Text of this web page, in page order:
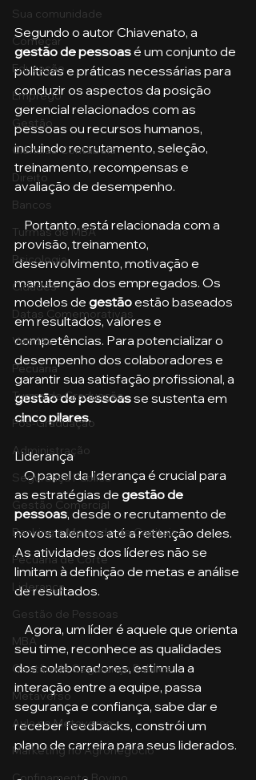
Sua comunidade
Começar
Educação
Emprego
Gestão
Ciências Contábeis
Direito
Bancos
Turmas de MBA
Psicologia
Cidades
Datas Comemorativas
Vendas
Pecuária
Turma de Graduação
Pós-Graduação
Administração
Segurança Publica
Gestão Comercial
Banking e Mercado de Capitais
Pecuária de Corte
Liderança
Gestão de Pessoas
MBA
Gestão de Segurança Publica
Metaverso
Aula no Metaverso
Marketing no Agronegócio
Segundo o autor Chiavenato, a
gestão de pessoas é um conjunto de
políticas e práticas necessárias para
conduzir os aspectos da posição
gerencial relacionados com as
pessoas ou recursos humanos,
incluindo recrutamento, seleção,
treinamento, recompensas e
avaliação de desempenho.
    Portanto, está relacionada com a
provisão, treinamento,
desenvolvimento, motivação e
manutenção dos empregados. Os
modelos de gestão estão baseados
em resultados, valores e
competências. Para potencializar o
desempenho dos colaboradores e
garantir sua satisfação profissional, a
gestão de pessoas se sustenta em
cinco pilares.
Liderança
    O papel da liderança é crucial para
as estratégias de gestão de
pessoas, desde o recrutamento de
novos talentos até a retenção deles.
As atividades dos líderes não se
limitam à definição de metas e análise
de resultados.
seu time, reconhece as qualidades
dos colaboradores, estimula a
interação entre a equipe, passa
segurança e confiança, sabe dar e
receber feedbacks, constrói um
plano de carreira para seus liderados.